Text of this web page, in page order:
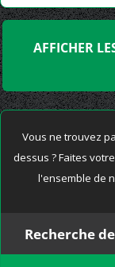
AFFICHER
Vous ne trouvez
dessus ? Faites
l'ensemble de
Recherche